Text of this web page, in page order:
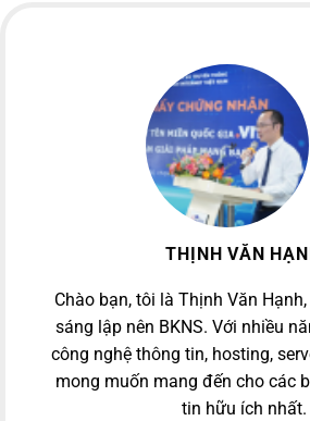
THỊNH VĂN
Chào bạn, tôi là Thịnh Văn
sáng lập nên BKNS. Với nhiều
công nghệ thông tin, hosting,
mong muốn mang đến cho các
tin hữu ích nhất.